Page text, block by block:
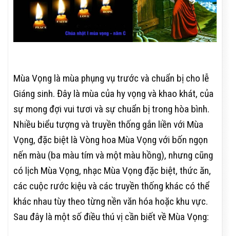
Mùa Vọng là mùa phụng vụ trước và chuẩn bị cho lễ
Giáng sinh. Đây là mùa của hy vọng và khao khát, của
sự mong đợi vui tươi và sự chuẩn bị trong hòa bình.
Nhiều biểu tượng và truyền thống gắn liền với Mùa
Vọng, đặc biệt là Vòng hoa Mùa Vọng với bốn ngọn
nến màu (ba màu tím và một màu hồng), nhưng cũng
có lịch Mùa Vọng, nhạc Mùa Vọng đặc biệt, thức ăn,
các cuộc rước kiệu và các truyền thống khác có thể
khác nhau tùy theo từng nền văn hóa hoặc khu vực.
Sau đây là một số điều thú vị cần biết về Mùa Vọng: